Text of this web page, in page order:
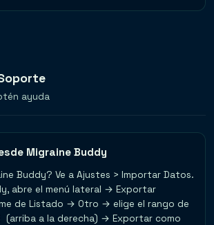
ayuda
Migraine Buddy
Buddy? Ve a Ajustes > Importar Datos.
abre el menú lateral → Exportar
de Listado → Otro → elige el rango de
a la derecha) → Exportar como